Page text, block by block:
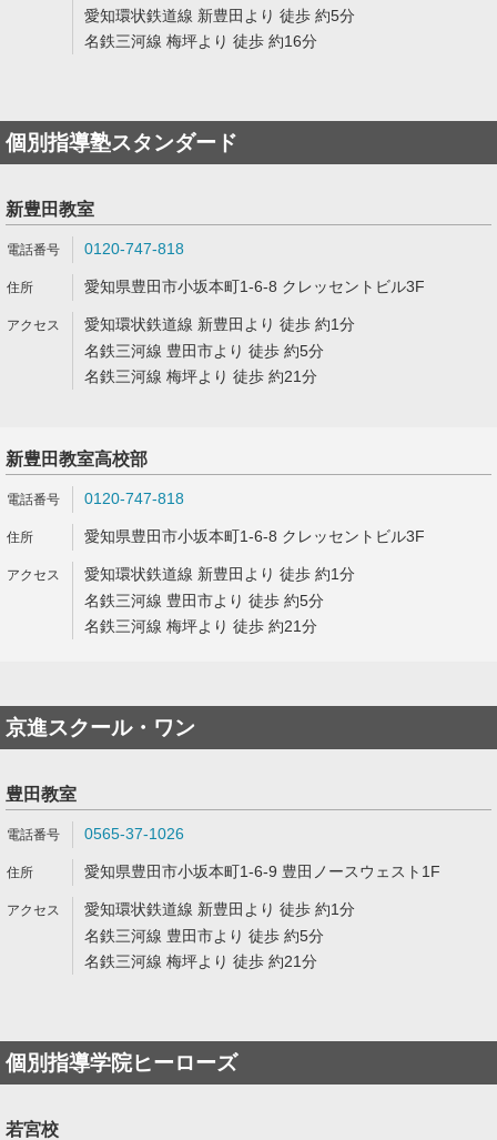
愛知環状鉄道線 新豊田より 徒歩 約5分
名鉄三河線 梅坪より 徒歩 約16分
個別指導塾スタンダード
新豊田教室
0120-747-818
愛知県豊田市小坂本町1-6-8 クレッセントビル3F
愛知環状鉄道線 新豊田より 徒歩 約1分
名鉄三河線 豊田市より 徒歩 約5分
名鉄三河線 梅坪より 徒歩 約21分
新豊田教室高校部
0120-747-818
愛知県豊田市小坂本町1-6-8 クレッセントビル3F
愛知環状鉄道線 新豊田より 徒歩 約1分
名鉄三河線 豊田市より 徒歩 約5分
名鉄三河線 梅坪より 徒歩 約21分
京進スクール・ワン
豊田教室
0565-37-1026
愛知県豊田市小坂本町1-6-9 豊田ノースウェスト1F
愛知環状鉄道線 新豊田より 徒歩 約1分
名鉄三河線 豊田市より 徒歩 約5分
名鉄三河線 梅坪より 徒歩 約21分
個別指導学院ヒーローズ
若宮校